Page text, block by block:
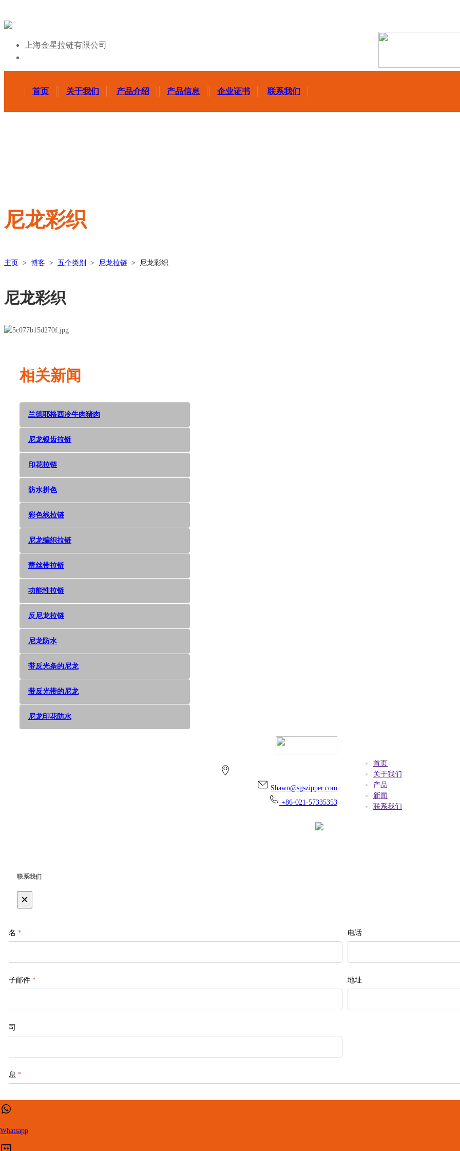
上海金星拉链有限公司
首页 关于我们 产品介绍 产品信息 企业证书 联系我们
尼龙彩织
主页 > 博客 > 五个类别 > 尼龙拉链 > 尼龙彩织
尼龙彩织
相关新闻
兰德耶格西冷牛肉猪肉
尼龙银齿拉链
印花拉链
防水拼色
彩色线拉链
尼龙编织拉链
蕾丝带拉链
功能性拉链
反尼龙拉链
尼龙防水
带反光条的尼龙
带反光带的尼龙
尼龙印花防水
Shawn@sgszipper.com
+86-021-57335353
首页
关于我们
产品
新闻
联系我们
联系我们
×
姓名 * 电话
电子邮件 * 地址
公司
信息 *
Whatsapp